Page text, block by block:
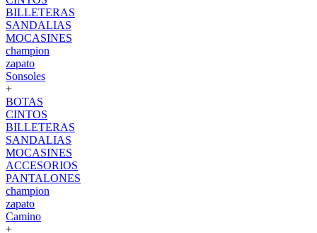
BILLETERAS
SANDALIAS
MOCASINES
champion
zapato
Sonsoles
+
BOTAS
CINTOS
BILLETERAS
SANDALIAS
MOCASINES
ACCESORIOS
PANTALONES
champion
zapato
Camino
+